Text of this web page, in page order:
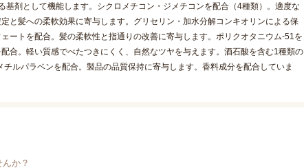
剤として機能します。シクロメチコン・ジメチコンを配合（4種類）。適度な
と髪への柔軟効果に寄与します。グリセリン・加水分解コンキオリンによる保
ートを配合。髪の柔軟性と指通りの改善に寄与します。ポリクオタニウム-51を
合。軽い質感でべたつきにくく、自然なツヤを与えます。酒石酸を含む1種類の
ルパラベンを配合。製品の品質保持に寄与します。香料成分を配合していま
か？